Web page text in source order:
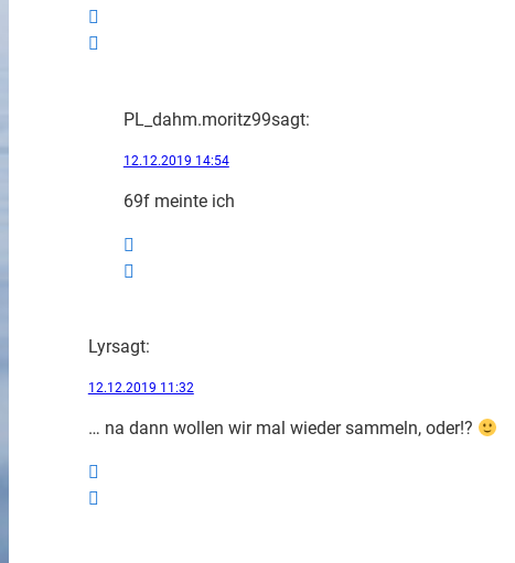
PL_dahm.moritz99sagt:
12.12.2019 14:54
69f meinte ich
Lyrsagt:
12.12.2019 11:32
… na dann wollen wir mal wieder sammeln, oder!?